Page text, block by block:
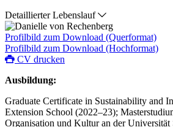
Detaillierter Lebenslauf
Profilbild zum Download (Querformat)
Profilbild zum Download (Hochformat)
CV drucken
Ausbildung:
Graduate Certificate in Sustainability and
Extension School (2022–23);
Organisation und Kultur an der Universität